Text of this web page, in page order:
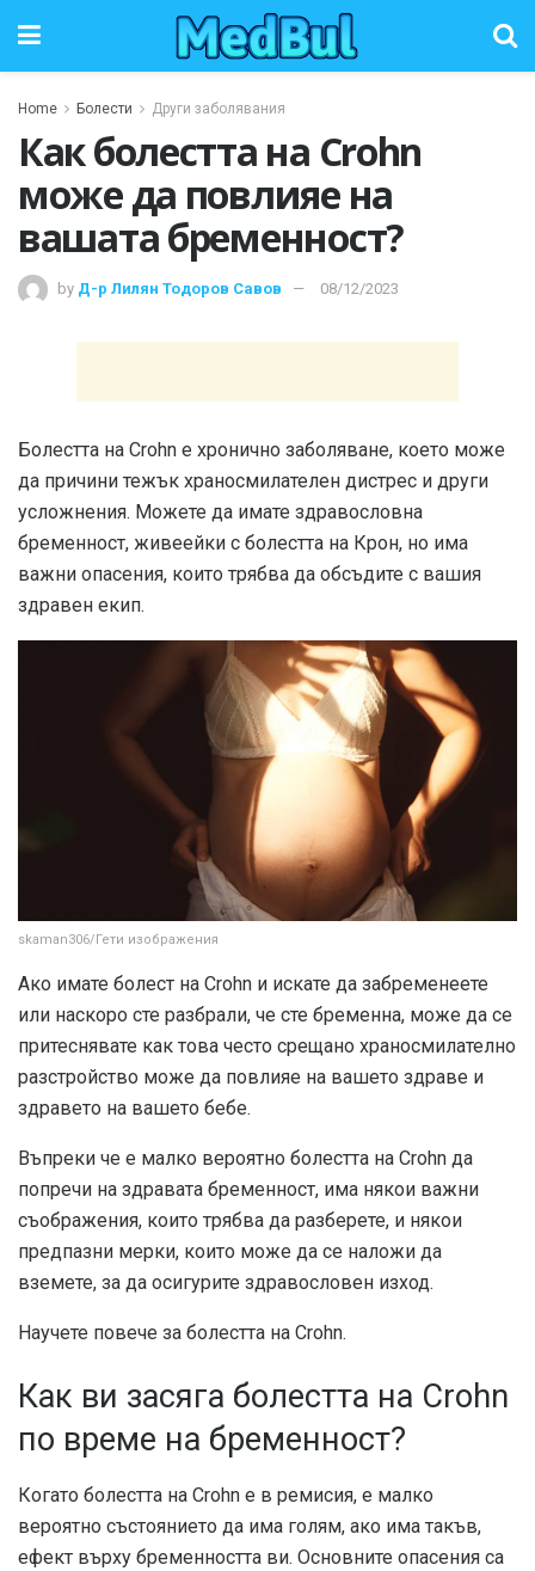
Home Болести Други заболявания
Как болестта на Crohn
може да повлияе на
вашата бременност?
by Д-р Лилян Тодоров Савов 08/12/2023
Болестта на Crohn е хронично заболяване, което може
да причини тежък храносмилателен дистрес и други
усложнения. Можете да имате здравословна
бременност, живеейки с болестта на Крон, но има
важни опасения, които трябва да обсъдите с вашия
здравен екип.
skaman306/Гети изображения
Ако имате болест на Crohn и искате да забременеете
или наскоро сте разбрали, че сте бременна, може да се
притеснявате как това често срещано храносмилателно
разстройство може да повлияе на вашето здраве и
здравето на вашето бебе.
Въпреки че е малко вероятно болестта на Crohn да
попречи на здравата бременност, има някои важни
съображения, които трябва да разберете, и някои
предпазни мерки, които може да се наложи да
вземете, за да осигурите здравословен изход.
Научете повече за болестта на Crohn.
Как ви засяга болестта на Crohn
по време на бременност?
Когато болестта на Crohn е в ремисия, е малко
вероятно състоянието да има голям, ако има такъв,
ефект върху бременността ви. Основните опасения са